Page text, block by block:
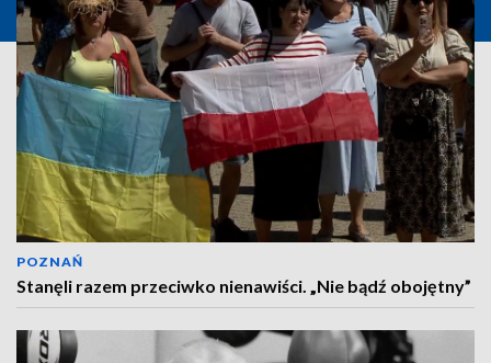
POZNAŃ
Stanęli razem przeciwko nienawiści. „Nie bądź obojętny”